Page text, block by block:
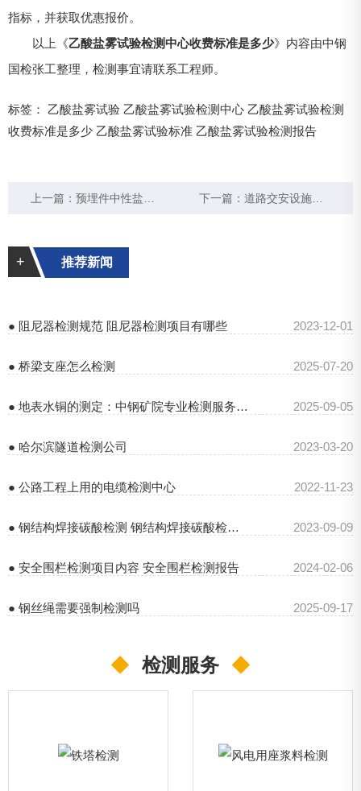
指标，并获取优惠报价。
以上《乙酸盐雾试验检测中心收费标准是多少》内容由中钢
国检张工整理，检测事宜请联系工程师。
标签： 乙酸盐雾试验 乙酸盐雾试验检测中心 乙酸盐雾试验检测
收费标准是多少 乙酸盐雾试验标准 乙酸盐雾试验检测报告
上一篇：预埋件中性盐雾试验标准 中性盐雾试验报告 下一篇：道路交安设施中性盐雾试验找哪个检测机构
+ 推荐新闻
● 阻尼器检测规范 阻尼器检测项目有哪些 2023-12-01
● 桥梁支座怎么检测 2025-07-20
● 地表水铜的测定：中钢矿院专业检测服务解析 2025-09-05
● 哈尔滨隧道检测公司 2023-03-20
● 公路工程上用的电缆检测中心 2022-11-23
● 钢结构焊接碳酸检测 钢结构焊接碳酸检测报告 2023-09-09
● 安全围栏检测项目内容 安全围栏检测报告 2024-02-06
● 钢丝绳需要强制检测吗 2025-09-17
◆ 检测服务 ◆